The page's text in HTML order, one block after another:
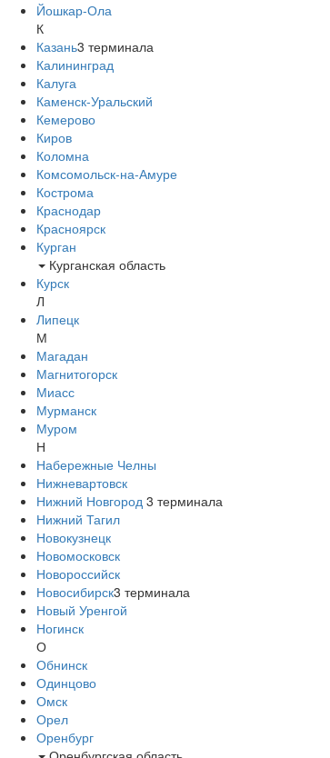
Йошкар-Ола
К
Казань3 терминала
Калининград
Калуга
Каменск-Уральский
Кемерово
Киров
Коломна
Комсомольск-на-Амуре
Кострома
Краснодар
Красноярск
Курган
Курганская область
Курск
Л
Липецк
М
Магадан
Магнитогорск
Миасс
Мурманск
Муром
Н
Набережные Челны
Нижневартовск
Нижний Новгород 3 терминала
Нижний Тагил
Новокузнецк
Новомосковск
Новороссийск
Новосибирск3 терминала
Новый Уренгой
Ногинск
О
Обнинск
Одинцово
Омск
Орел
Оренбург